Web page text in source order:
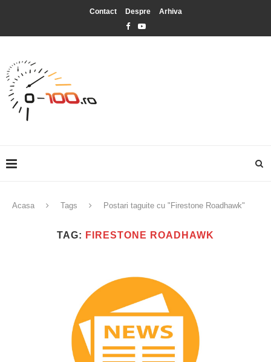
Contact Despre Arhiva
Acasa Tags Postari taguite cu "Firestone Roadhawk"
TAG: FIRESTONE ROADHAWK